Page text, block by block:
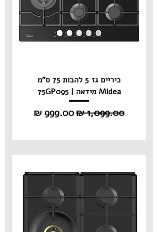
כיריים גז 5 להבות 75 ס"מ
Midea מידאה | 75GP095
מחיר רגיל מחיר מבצע